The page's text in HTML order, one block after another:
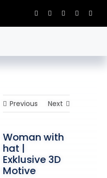
Previous Next
Woman with
hat |
Exklusive 3D
Motive